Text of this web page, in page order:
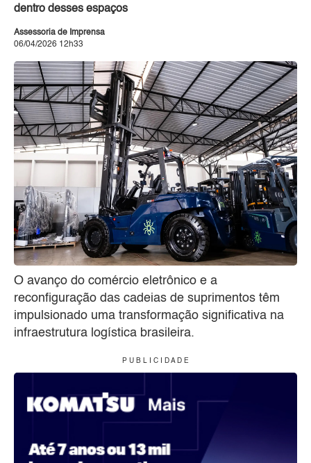
dentro desses espaços
Assessoria de Imprensa
06/04/2026 12h33
O avanço do comércio eletrônico e a
reconfiguração das cadeias de suprimentos têm
impulsionado uma transformação significativa na
infraestrutura logística brasileira.
P U B L I C I D A D E